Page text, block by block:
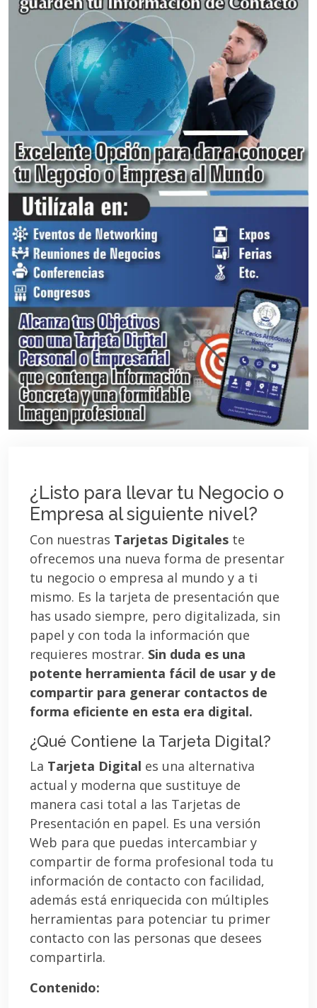
¿Listo para llevar tu Negocio o
Empresa al siguiente nivel?
Con nuestras Tarjetas Digitales te
ofrecemos una nueva forma de presentar
tu negocio o empresa al mundo y a ti
mismo. Es la tarjeta de presentación que
has usado siempre, pero digitalizada, sin
papel y con toda la información que
requieres mostrar. Sin duda es una
potente herramienta fácil de usar y de
compartir para generar contactos de
forma eficiente en esta era digital.
¿Qué Contiene la Tarjeta Digital?
La Tarjeta Digital es una alternativa
actual y moderna que sustituye de
manera casi total a las Tarjetas de
Presentación en papel. Es una versión
Web para que puedas intercambiar y
compartir de forma profesional toda tu
información de contacto con facilidad,
además está enriquecida con múltiples
herramientas para potenciar tu primer
contacto con las personas que desees
compartirla.
Contenido: